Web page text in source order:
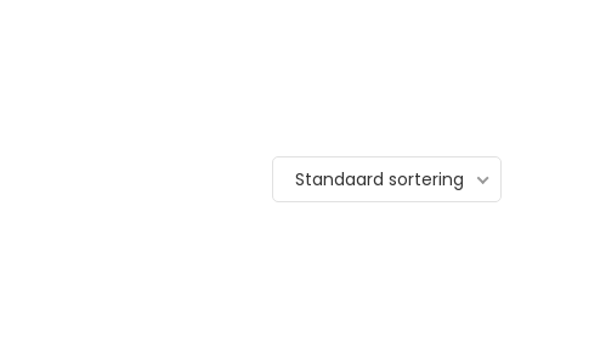
Standaard sortering